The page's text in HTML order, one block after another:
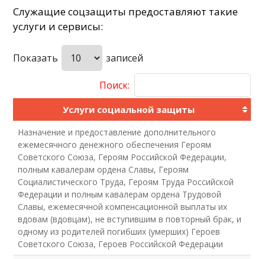
Служащие соцзащиты предоставляют такие
услуги и сервисы:
Показать записей
Поиск:
Услуги социальной защиты
Назначение и предоставление дополнительного
ежемесячного денежного обеспечения Героям
Советского Союза, Героям Российской Федерации,
полным кавалерам ордена Славы, Героям
Социалистического Труда, Героям Труда Российской
Федерации и полным кавалерам ордена Трудовой
Славы, ежемесячной компенсационной выплаты их
вдовам (вдовцам), не вступившим в повторный брак, и
одному из родителей погибших (умерших) Героев
Советского Союза, Героев Российской Федерации